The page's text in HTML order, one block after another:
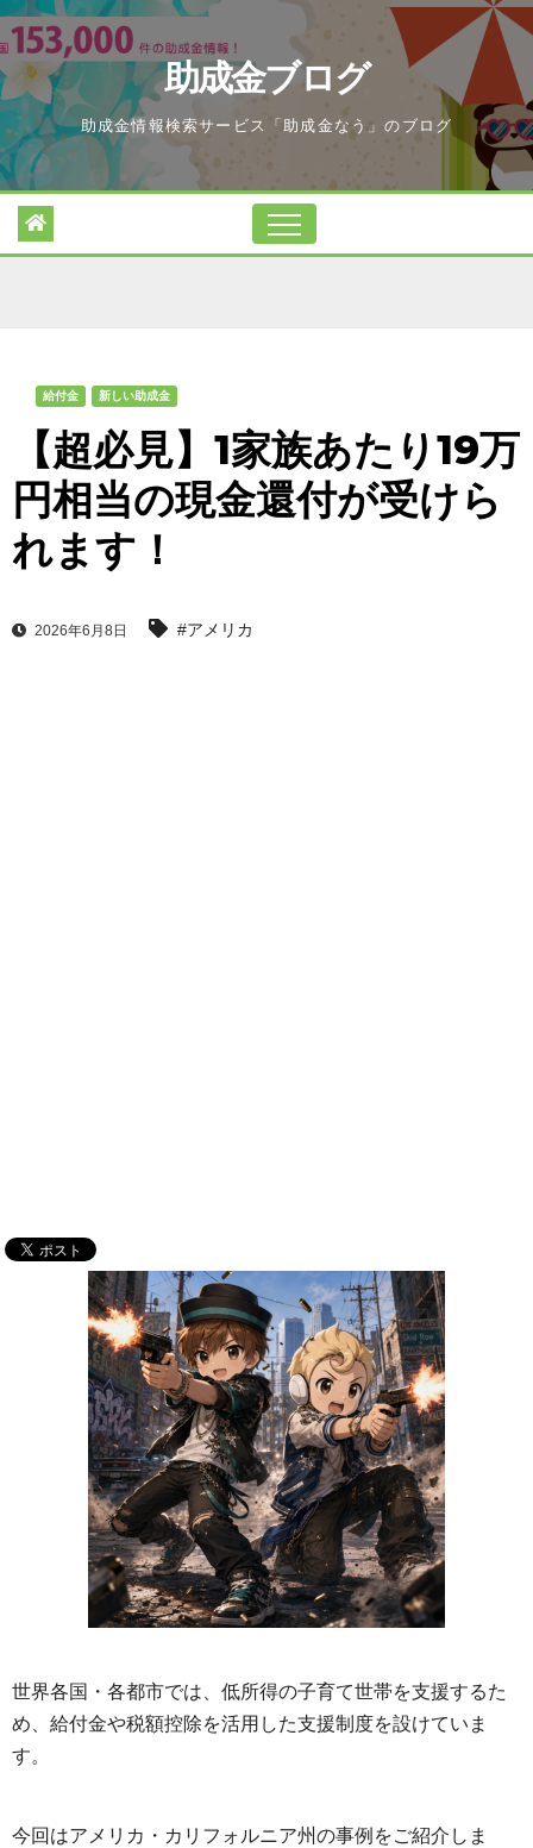
Skip
to
content
助成金ブログ
助成金情報検索サービス「助成金なう」のブログ
給付金 新しい助成金
【超必見】1家族あたり19万
円相当の現金還付が受けら
れます！
2026年6月8日 #アメリカ
世界各国・各都市では、低所得の子育て世帯を支援するた
め、給付金や税額控除を活用した支援制度を設けていま
す。
今回はアメリカ・カリフォルニア州の事例をご紹介しま